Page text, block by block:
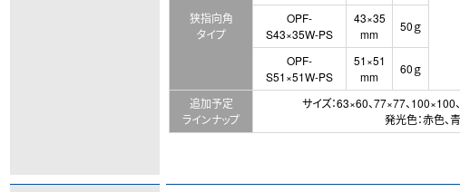
狭指向角
タイプ
OPF-
S43×35W-PS
43×35
mm
50ｇ
OPF-
S51×51W-PS
51×51
mm
60ｇ
追加予定
ラインナップ
サイズ：63×60、77×77、
発光色：赤色、